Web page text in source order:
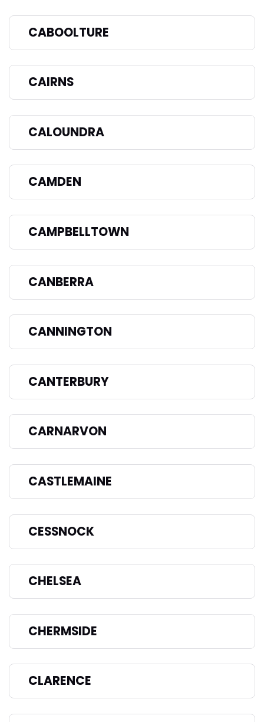
CABOOLTURE
CAIRNS
CALOUNDRA
CAMDEN
CAMPBELLTOWN
CANBERRA
CANNINGTON
CANTERBURY
CARNARVON
CASTLEMAINE
CESSNOCK
CHELSEA
CHERMSIDE
CLARENCE